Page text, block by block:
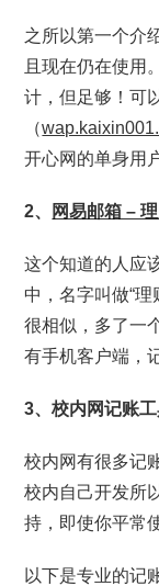
之所以第一个介
且现在仍在使用
计，但足够！可
（
开心网的单身用
2、 网易邮箱 –
这个知道的人应
中，名字叫做“
很相似，多了一
有手机客户端，
3、校内网记账
校内网有很多记
校内自己开发所
持，即使你平常
以下是专业的记